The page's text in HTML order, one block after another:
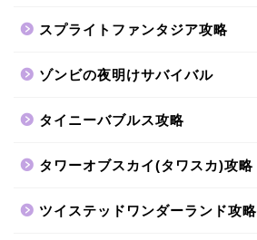
スプライトファンタジア攻略
ゾンビの夜明けサバイバル
タイニーバブルス攻略
タワーオブスカイ(タワスカ)攻略
ツイステッドワンダーランド攻略